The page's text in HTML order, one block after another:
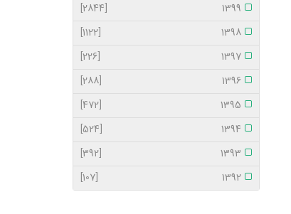
1399
[2844]
1398
[1122]
1397
[226]
1396
[288]
1395
[472]
1394
[524]
1393
[392]
1392
[107]